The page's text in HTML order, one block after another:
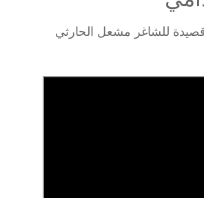
للشاغر مشعل الحارثي